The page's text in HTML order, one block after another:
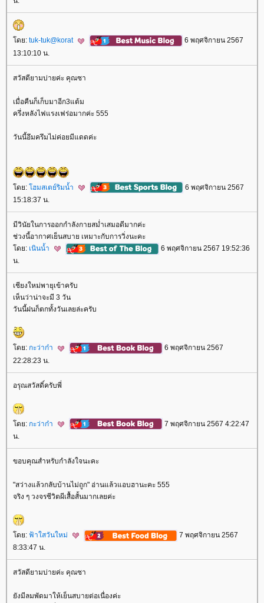
ดย: tuk-tuk@korat
6 พฤศจิกายน 2567
13:10:10 น.
สวัสดียามบ่ายค่ะ คุณซา
เมื่อคืนก็เก็บมาอีก3แต้ม
ครึ่งหลังไฟแรงเฟร่อมากค่ะ 555
วันนี้อึมครึมไม่ค่อยมีแดดค่ะ
ดย: ฮมสเตย์ริมน้ำ
6 พฤศจิกายน 2567
15:18:37 น.
มีวินัยในการออกกำลังกายสม่ำเสมอดีมากค่ะ
ช่วงนี้อากาศเย็นสบาย เหมาะกับการวิ่งนะคะ
ดย: เนินน้ำ
6 พฤศจิกายน 2567 19:52:36
น.
เชียงใหม่พายุเข้าครับ
เห็นว่าน่าจะมี 3 วัน
วันนี้ฝนก็ตกทั้งวันเลยล่ะครับ
ดย: กะว่าก๋า
6 พฤศจิกายน 2567
22:28:23 น.
อรุณสวัสดิ์ครับพี่
ดย: กะว่าก๋า
7 พฤศจิกายน 2567 4:22:47
น.
ขอบคุณสำหรับกำลังใจนะคะ
"สว่างแล้วกลับบ้านไม่ถูก" อ่านแล้วแอบฮานะคะ 555
จริง ๆ วงจรชีวิตผีเสื้อสั้นมากเลยค่ะ
ดย: ฟ้าใสวันใหม่
7 พฤศจิกายน 2567
8:33:47 น.
สวัสดียามบ่ายค่ะ คุณซา
ังมีลมพัดมาให้เย็นสบายต่อเนื่องค่ะ